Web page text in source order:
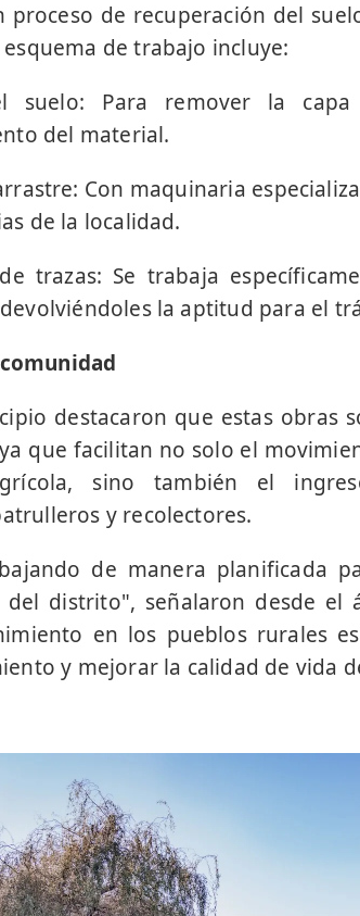
proceso de recuperación del
esquema de trabajo incluye:
suelo: Para remover la
del material.
Con maquinaria
de la localidad.
trazas: Se trabaja
la aptitud para el
destacaron que estas obras
que facilitan no solo el
sino también el
y recolectores.
de manera planificada
del distrito", señalaron desde el
en los pueblos rurales
y mejorar la calidad de vida